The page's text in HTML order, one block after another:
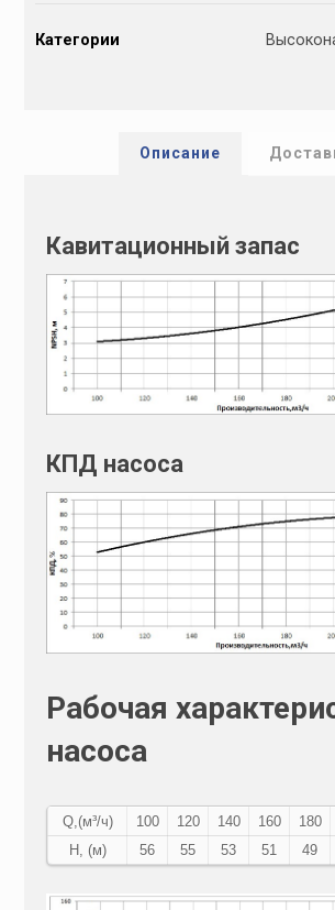
tКатегории
Описание
Кавитационный запас
КПД насоса
Рабочая
насоса
Q,(м³/ч) 100 120 140 160 180
Н, (м)
56 55 53 51 49